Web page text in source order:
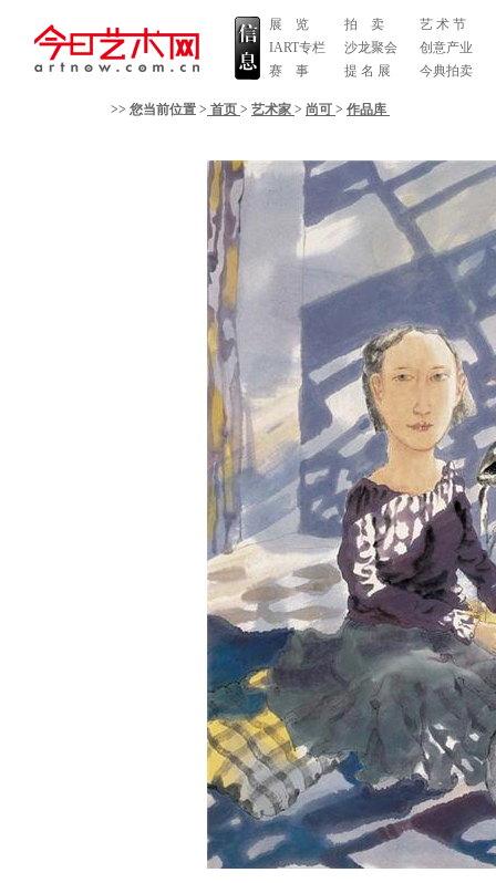
展 览
IART专栏
赛 事
拍 卖
沙龙聚会
提 名 展
艺 术 节
创意产业
今典拍卖
>> 您当前位置 > 首页 > 艺术家 > 尚可 > 作品库